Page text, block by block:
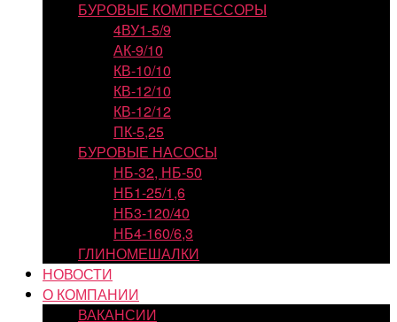
БУРОВЫЕ КОМПРЕССОРЫ
4ВУ1-5/9
АК-9/10
КВ-10/10
КВ-12/10
КВ-12/12
ПК-5,25
БУРОВЫЕ НАСОСЫ
НБ-32, НБ-50
НБ1-25/1,6
НБ3-120/40
НБ4-160/6,3
ГЛИНОМЕШАЛКИ
НОВОСТИ
О КОМПАНИИ
ВАКАНСИИ